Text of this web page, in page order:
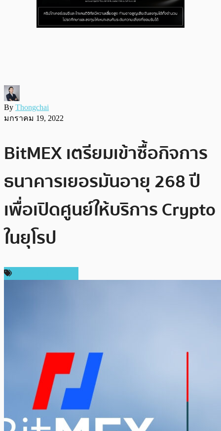
By Thongchai
มกราคม 19, 2022
BitMEX เตรียมเข้าซื้อกิจการ
ธนาคารเยอรมันอายุ 268 ปี
เพื่อเปิดศูนย์ให้บริการ Crypto
ในยุโรป